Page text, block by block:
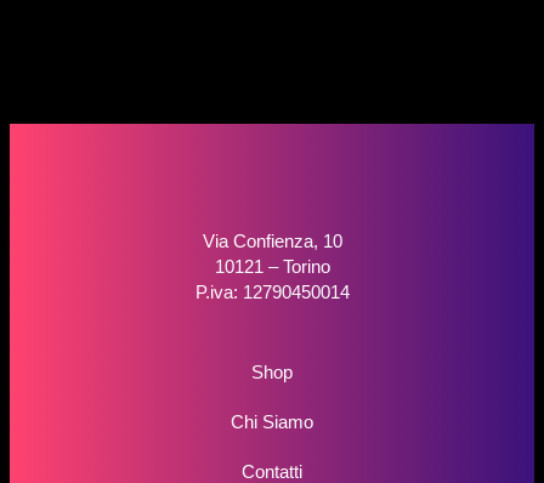
Via Confienza, 10
10121 – Torino
P.iva: 12790450014
Shop
Chi Siamo
Contatti